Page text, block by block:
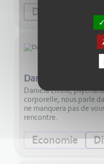
Diversité
Daniela Litoïu- Les
Daniela Litoïu,
corporelle, nous parle
ne manquera pas de
rencontre.
Economie